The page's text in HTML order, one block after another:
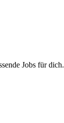
Jobs für dich.